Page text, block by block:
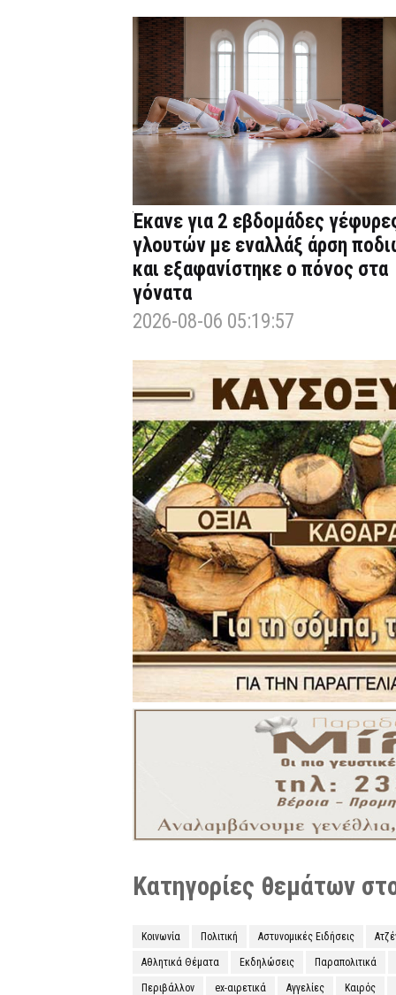
Έκανε για 2 εβδομάδες
γλουτών με εναλλάξ άρση
και εξαφανίστηκε ο πόνος στα
γόνατα
2026-08-06 05:19:57
Κατηγορίες θεμάτων
Κοινωνία Πολιτική Αστυνομικές Ειδήσεις
Αθλητικά Θέματα Εκδηλώσεις Παραπολιτικά
Περιβάλλον ex-αιρετικά Αγγελίες Καιρός